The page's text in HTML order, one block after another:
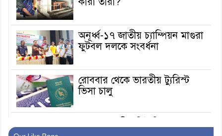
অনূর্ধ্ব-১৭ জাতীয় চ্যাম্পিয়ন মাগুরা
ফুটবল দলকে সংবর্ধনা
রোববার থেকে ভারতীয় ট্যুরিস্ট
ভিসা চালু